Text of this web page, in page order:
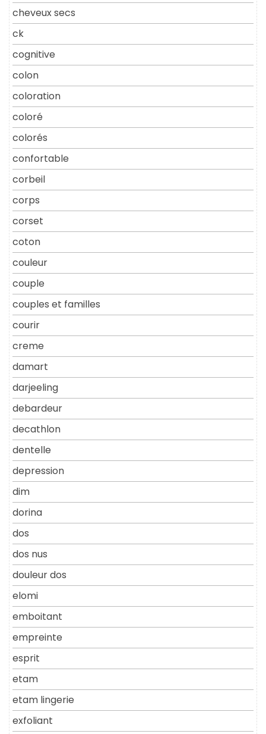
cheveux secs
ck
cognitive
colon
coloration
coloré
colorés
confortable
corbeil
corps
corset
coton
couleur
couple
couples et familles
courir
creme
damart
darjeeling
debardeur
decathlon
dentelle
depression
dim
dorina
dos
dos nus
douleur dos
elomi
emboitant
empreinte
esprit
etam
etam lingerie
exfoliant